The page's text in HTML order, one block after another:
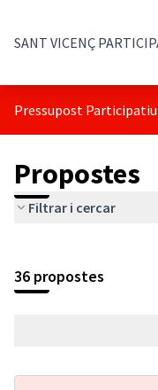
SANT VICENÇ
Pressupost Participatiu
Propostes
Filtrar i cercar
36 propostes